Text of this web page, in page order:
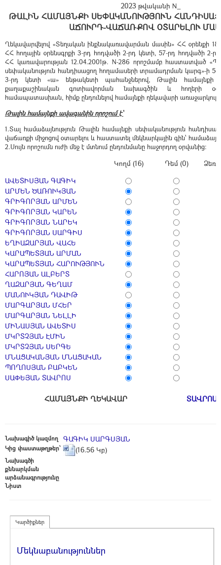
2023 թվականի N_
ԹԱԼԻՆ ՀԱՄԱՅՆՔԻ ՍԵՓԱԿԱՆՈՒԹՅՈՒՆ
ԱՃՈՒՐԴ-ՎԱՃԱՌՔՈՎ ՕՏԱՐԵԼՈՒ
Ղեկավարվելով «Տեղական ինքնակառավարման մասին» ՀՀ օրենքի
ՀՀ հողային օրենսգրքի 3-րդ հոդվածի 2-րդ կետի, 57-րդ հոդվածի 2-
ՀՀ կառավարության 12.04.2001թ. N-286 որոշմամբ հաստատված
սեփականություն հանդիսացող հողամասերի տրամադրման կարգ»-ի 5-
3-րդ կետի «ա» ենթակետի պահանջներով, Թալին համայնքի
քաղաքաշինական գոտիավորման նախագծին և հողերի
համապատասխան, հիմք ընդունելով համայնքի ղեկավարի
Թալին համայնքի ավագանին որոշում է՝
1.Տալ համաձայնություն Թալին համայնքի սեփականություն
վաճառքի միջոցով օտարելու և հաստատել մեկնարկային գին՝
2.Սույն որոշումն ուժի մեջ է մտնում ընդունմանը հաջորդող օրվանից:
Կողմ (16) Դեմ (0)
ԱՎԵՏԻՍՅԱՆ ԳԱԳԻԿ
ԱՐՄԵՆ ԾԱՌՈՒԿՅԱՆ
ԳՐԻԳՈՐՅԱՆ ԱՐՄԵՆ
ԳՐԻԳՈՐՅԱՆ ԿԱՐԵՆ
ԳՐԻԳՈՐՅԱՆ ՆԱՐԵԿ
ԳՐԻԳՈՐՅԱՆ ՍԱՐԳԻՍ
ԵՂԻԱԶԱՐՅԱՆ ՎԱՀԵ
ԿԱՐԱՊԵՏՅԱՆ ԱՐՄԱՆ
ԿԱՐԱՊԵՏՅԱՆ ՀԱՐՈՒԹՅՈՒՆ
ՀԱՐՈՅԱՆ ԱԼԲԵՐՏ
ՂԱԶԱՐՅԱՆ ԳԵՂԱՄ
ՄԱՆՈՒԿՅԱՆ ԴԱՎԻԹ
ՄԱՐԳԱՐՅԱՆ ՄՀԵՐ
ՄԱՐԳԱՐՅԱՆ ՆԵԼԼԻ
ՄԻՆԱՍՅԱՆ ԱՎԵՏԻՍ
ՄԿՐՏՉՅԱՆ ԷՄԻՆ
ՄԿՐՏՉՅԱՆ ՍԵՐԳԵ
ՄՆԱՑԱԿԱՆՅԱՆ ՄՆԱՑԱԿԱՆ
ՊՈՂՈՍՅԱՆ ԲԱԲԿԵՆ
ՍԱՓԵՅԱՆ ՏԱՎՐՈՍ
ՀԱՄԱՅՆՔԻ ՂԵԿԱՎԱՐ ՏԱՎՐՈՍ
Նախագիծ կազմող ԳԱԳԻԿ ՍԱՐԳՍՅԱՆ
Կից փաստաթղթեր՝ (16.56 Կբ)
Նախագծի
քննարկման
արձանագրությունը
Նիստ
Կարծիքներ
Մեկնաբանություններ